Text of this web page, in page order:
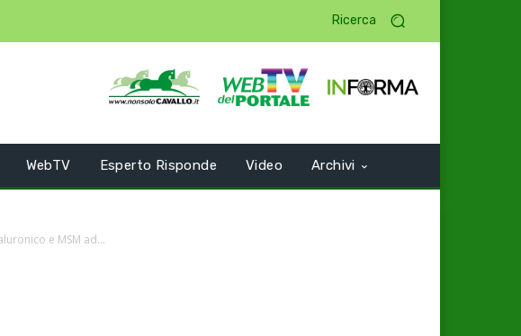
Ricerca
WebTV Esperto Risponde Video Archivi
e MSM ad...